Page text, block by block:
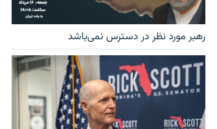
رهبر مورد نظر در دسترس نمی‌باشد